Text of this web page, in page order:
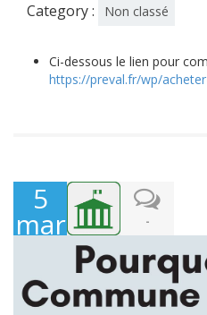
Category : Non classé
Ci-dessous le lien pour
https://preval.fr/wp/
5
mars -